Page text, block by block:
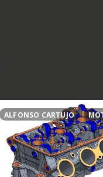
ALFONSO CARTUJO